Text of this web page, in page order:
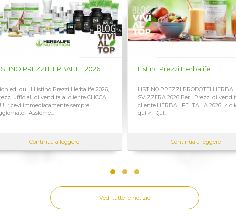
Listino Prezzi Herbalife
LISTINO PREZZI PRODOTTI HERBALIFE
SVIZZERA 2026 Per i Prezzi di vendita al
cliente HERBALIFE ITALIA 2026 < clicca
qui > Qui...
Continua a leggere
Listino Prezzi
LISTINO PREZZI DI
HERBALIFE ITALIA
di vendita al cliente
Continua a
Vedi tutte le notizie